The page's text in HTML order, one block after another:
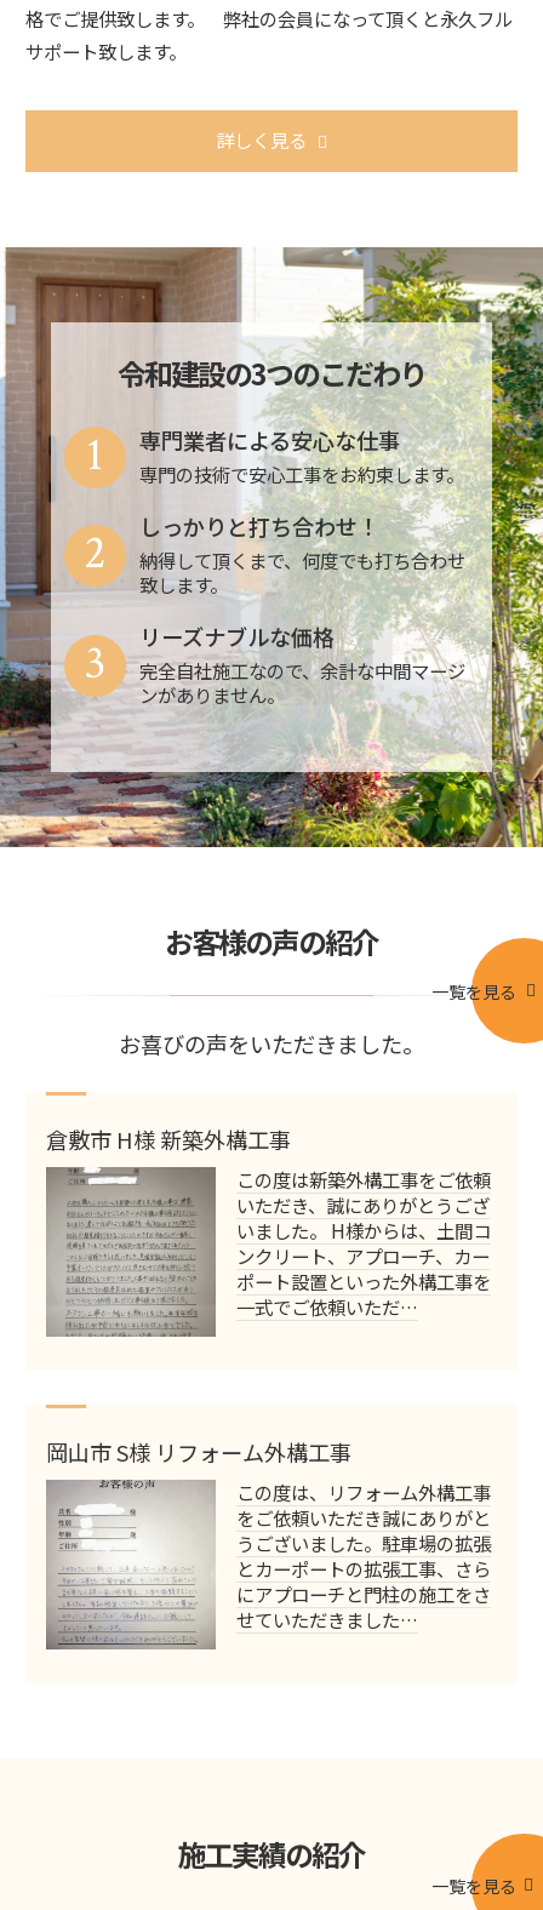
格でご提供致します。 弊社の会員になって頂くと永久フル
サポート致します。
詳しく見る
令和建設の3つのこだわり
専門業者による安心な仕事
専門の技術で安心工事をお約束します。
1
しっかりと打ち合わせ！
納得して頂くまで、何度でも打ち合わせ
致します。
2
リーズナブルな価格
完全自社施工なので、余計な中間マージ
ンがありません。
3
お客様の声の紹介
お喜びの声をいただきました。
一覧を見る
倉敷市 H様 新築外構工事
この度は新築外構工事をご依頼
いただき、誠にありがとうござ
いました。 H様からは、土間コ
ンクリート、アプローチ、カー
ポート設置といった外構工事を
一式でご依頼いただ…
岡山市 S様 リフォーム外構工事
この度は、リフォーム外構工事
をご依頼いただき誠にありがと
うございました。駐車場の拡張
とカーポートの拡張工事、さら
にアプローチと門柱の施工をさ
せていただきました…
施工実績の紹介
一覧を見る